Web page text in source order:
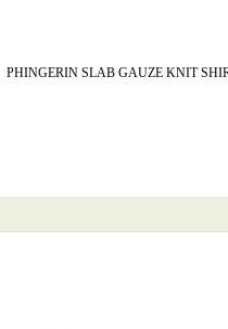
PHINGERIN SLAB GAUZE KNIT